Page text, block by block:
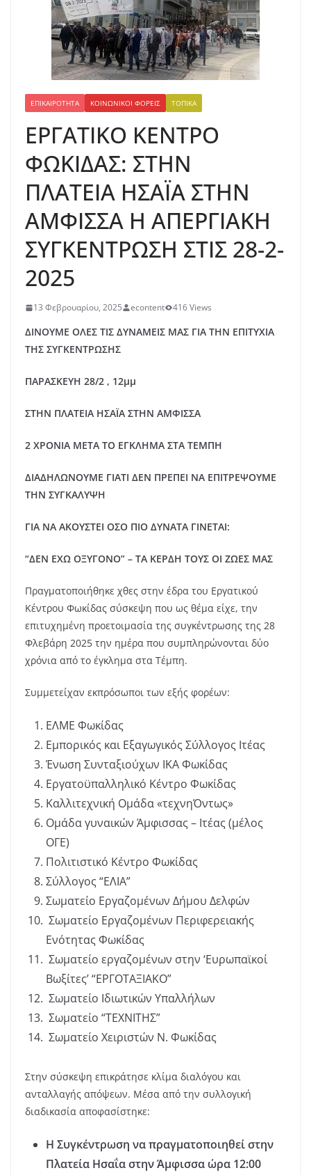
ΕΠΙΚΑΙΡΌΤΗΤΑ ΚΟΙΝΩΝΙΚΟΊ ΦΟΡΕΊΣ ΤΟΠΙΚΆ
ΕΡΓΑΤΙΚΟ ΚΕΝΤΡΟ
ΦΩΚΙΔΑΣ: ΣΤΗΝ
ΠΛΑΤΕΙΑ ΗΣΑΪΑ ΣΤΗΝ
ΑΜΦΙΣΣΑ Η ΑΠΕΡΓΙΑΚΗ
ΣΥΓΚΕΝΤΡΩΣΗ ΣΤΙΣ 28-2-
2025
13 Φεβρουαρίου, 2025 econtent 416 Views
ΔΙΝΟΥΜΕ ΟΛΕΣ ΤΙΣ ΔΥΝΑΜΕΙΣ ΜΑΣ ΓΙΑ ΤΗΝ ΕΠΙΤΥΧΙΑ
ΤΗΣ ΣΥΓΚΕΝΤΡΩΣΗΣ
ΠΑΡΑΣΚΕΥΗ 28/2 , 12μμ
ΣΤΗΝ ΠΛΑΤΕΙΑ ΗΣΑΪΑ ΣΤΗΝ ΑΜΦΙΣΣΑ
2 ΧΡΟΝΙΑ ΜΕΤΑ ΤΟ ΕΓΚΛΗΜΑ ΣΤΑ ΤΕΜΠΗ
ΔΙΑΔΗΛΩΝΟΥΜΕ ΓΙΑΤΙ ΔΕΝ ΠΡΕΠΕΙ ΝΑ ΕΠΙΤΡΕΨΟΥΜΕ
ΤΗΝ ΣΥΓΚΑΛΥΨΗ
ΓΙΑ ΝΑ ΑΚΟΥΣΤΕΙ ΟΣΟ ΠΙΟ ΔΥΝΑΤΑ ΓΙΝΕΤΑΙ:
“ΔΕΝ ΕΧΩ ΟΞΥΓΟΝΟ” – ΤΑ ΚΕΡΔΗ ΤΟΥΣ ΟΙ ΖΩΕΣ ΜΑΣ
Πραγματοποιήθηκε χθες στην έδρα του Εργατικού
Κέντρου Φωκίδας σύσκεψη που ως θέμα είχε, την
επιτυχημένη προετοιμασία της συγκέντρωσης της 28
Φλεβάρη 2025 την ημέρα που συμπληρώνονται δύο
χρόνια από το έγκλημα στα Τέμπη.
Συμμετείχαν εκπρόσωποι των εξής φορέων:
ΕΛΜΕ Φωκίδας
Εμπορικός και Εξαγωγικός Σύλλογος Ιτέας
Ένωση Συνταξιούχων ΙΚΑ Φωκίδας
Εργατοϋπαλληλικό Κέντρο Φωκίδας
Καλλιτεχνική Ομάδα «τεχνηΌντως»
Ομάδα γυναικών Άμφισσας – Ιτέας (μέλος
ΟΓΕ)
Πολιτιστικό Κέντρο Φωκίδας
Σύλλογος “ΕΛΙΑ”
Σωματείο Εργαζομένων Δήμου Δελφών
Σωματείο Εργαζομένων Περιφερειακής
Ενότητας Φωκίδας
Σωματείο εργαζομένων στην ‘Ευρωπαϊκοί
Βωξίτες’ “ΕΡΓΟΤΑΞΙΑΚΟ”
Σωματείο Ιδιωτικών Υπαλλήλων
Σωματείο “ΤΕΧΝΙΤΗΣ”
Σωματείο Χειριστών Ν. Φωκίδας
Στην σύσκεψη επικράτησε κλίμα διαλόγου και
ανταλλαγής απόψεων. Μέσα από την συλλογική
διαδικασία αποφασίστηκε:
Η Συγκέντρωση να πραγματοποιηθεί στην
Πλατεία Ησαΐα στην Άμφισσα ώρα 12:00